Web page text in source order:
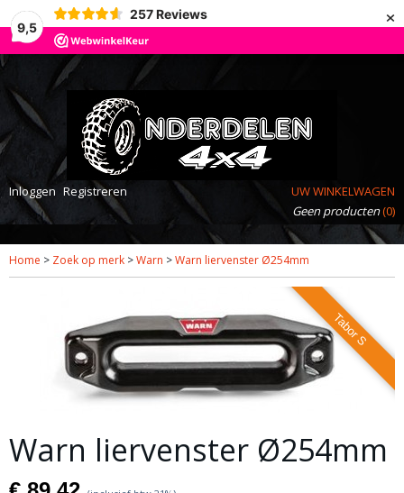
9,5
257 Reviews ×
Inloggen Registreren
UW WINKELWAGEN
Geen producten(0)
Home > Zoek op merk >Warn >Warn liervenster Ø254mm
Tabor S
Warn liervenster Ø254mm